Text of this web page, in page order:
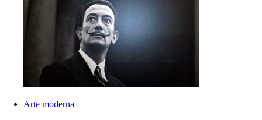
Arte moderna